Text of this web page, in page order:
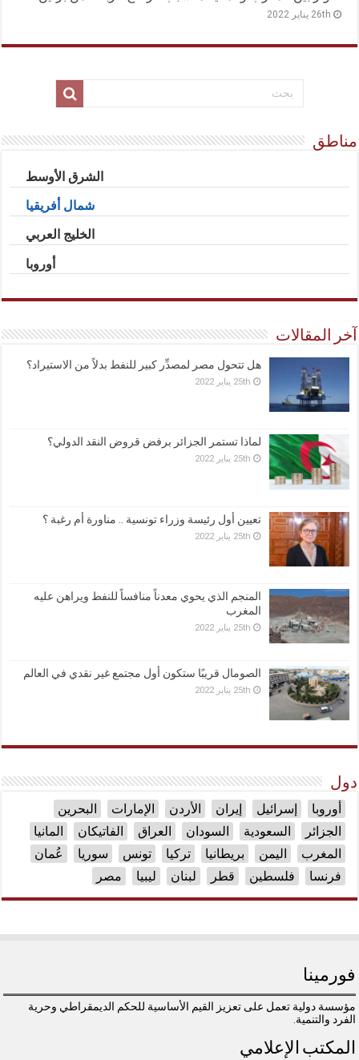
26th يناير 2022
مناطق
الشرق الأوسط
شمال أفريقيا
الخليج العربي
أوروبا
آخر المقالات
هل تتحول مصر لمصدِّر كبير للنفط بدلاً من الاستيراد؟
25th يناير 2022
لماذا تستمر الجزائر برفض قروض النقد الدولي؟
25th يناير 2022
تعيين أول رئيسة وزراء تونسية .. مناورة أم رغبة ؟
25th يناير 2022
المنجم الذي يحوي معدناً منافساً للنفط ويراهن عليه
المغرب
25th يناير 2022
الصومال قريبًا ستكون أول مجتمع غير نقدي في العالم
25th يناير 2022
دول
أوروبا إسرائيل إيران الأردن الإمارات
البحرين
الجزائر
السعودية السودان العراق الفاتيكان
المانيا
المغرب
اليمن بريطانيا تركيا تونس سوريا
عُمان
فرنسا
فلسطين قطر لبنان ليبيا مصر
فورمينا
مؤسسة دولية تعمل على تعزيز القيم الأساسية للحكم الديمقراطي وحرية
الفرد والتنمية.
المكتب الإعلامي